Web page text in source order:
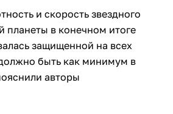
и скорость звездного
планеты в конечном итоге
защищенной на всех
быть как минимум в
авторы